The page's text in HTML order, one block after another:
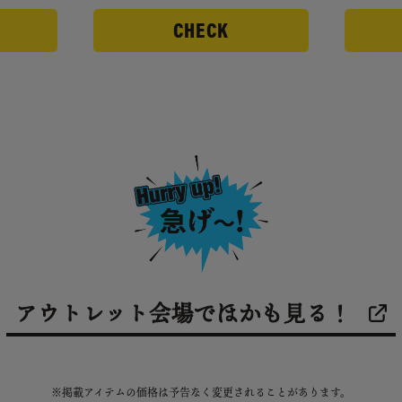
CHECK
アウトレット会場でほかも見る！
※掲載アイテムの価格は予告なく変更されることがあります。